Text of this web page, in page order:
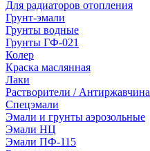
Для радиаторов отопления
Грунт-эмали
Грунты водные
Грунты ГФ-021
Колер
Краска маслянная
Лаки
Растворители / Антиржавчина
Спецэмали
Эмали и грунты аэрозольные
Эмали НЦ
Эмали ПФ-115